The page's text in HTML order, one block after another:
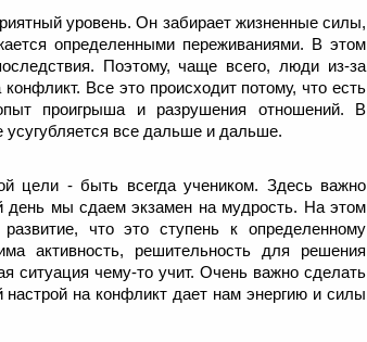
уровень. Он забирает жизненные силы,
определенными переживаниями. В этом
Поэтому, чаще всего, люди из-за
Все это происходит потому, что есть
проигрыша и разрушения отношений. В
усугубляется все дальше и дальше.
цели - быть всегда учеником. Здесь важно
мы сдаем экзамен на мудрость. На этом
что это ступень к определенному
активность, решительность для решения
ситуация чему-то учит. Очень важно сделать
на конфликт дает нам энергию и силы